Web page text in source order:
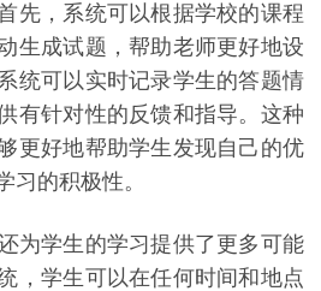
先，系统可以根据学校的课程
生成试题，帮助老师更好地设
统可以实时记录学生的答题情
有针对性的反馈和指导。这种
更好地帮助学生发现自己的优
习的积极性。
学生的学习提供了更多可能
，学生可以在任何时间和地点